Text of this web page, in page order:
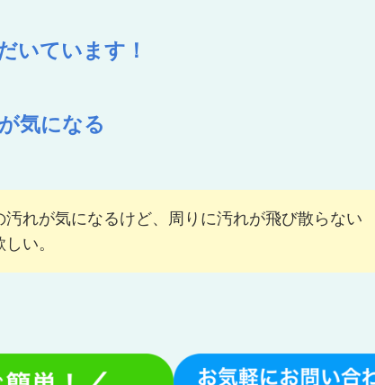
気になる